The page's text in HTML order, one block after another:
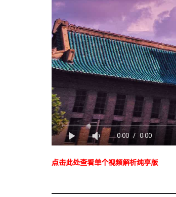
0:00/ 0:00
点击此处查看单个视频解析纯享版